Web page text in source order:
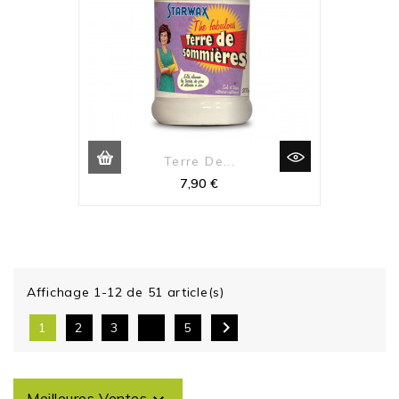
Terre De...
7,90 €Prix
Affichage 1-12 de 51 article(s)
1 2 3 5 